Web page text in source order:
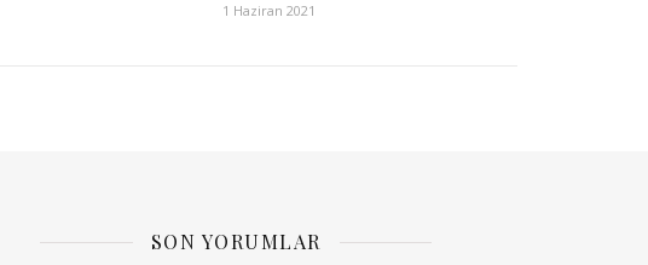
1 Haziran 2021
SON YORUMLAR